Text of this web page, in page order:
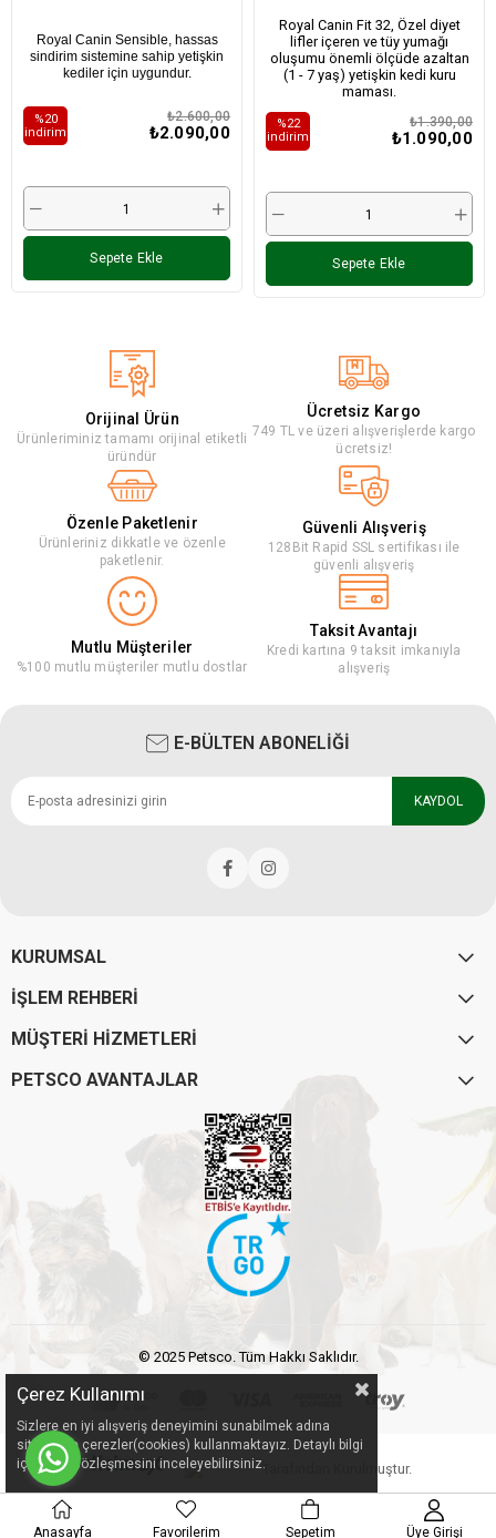
Royal Canin Sensible, hassas
sindirim sistemine sahip yetişkin
kediler için uygundur.
₺2.090,00
₺2.600,00
%20
i̇ndirim
Sepete Ekle
Royal Canin Fit 32, Özel diyet
lifler içeren ve tüy yumağı
oluşumu önemli ölçüde azaltan
(1 - 7 yaş) yetişkin kedi kuru
maması.
₺1.090,00
₺1.390,00
%22
i̇ndirim
Sepete Ekle
Orijinal Ürün
Ürünleriminiz tamamı orijinal etiketli
üründür
Ücretsiz Kargo
749 TL ve üzeri alışverişlerde kargo
ücretsiz!
Özenle Paketlenir
Ürünleriniz dikkatle ve özenle
paketlenir.
Güvenli Alışveriş
128Bit Rapid SSL sertifikası ile
güvenli alışveriş
Mutlu Müşteriler
%100 mutlu müşteriler mutlu dostlar
Taksit Avantajı
Kredi kartına 9 taksit imkanıyla
alışveriş
E-BÜLTEN ABONELİĞİ
KAYDOL
KURUMSAL
İŞLEM REHBERİ
MÜŞTERİ HİZMETLERİ
PETSCO AVANTAJLAR
© 2025 Petsco. Tüm Hakkı Saklıdır.
Tarafından Kurulmuştur.
Çerez Kullanımı
Sizlere en iyi alışveriş deneyimini sunabilmek adına
sitemizde çerezler(cookies) kullanmaktayız. Detaylı bilgi
için Kvkk sözleşmesini inceleyebilirsiniz.
Anasayfa Favorilerim Sepetim Üye Girişi